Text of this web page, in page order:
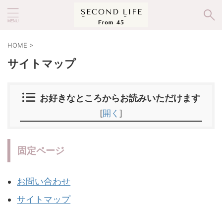
HOME >
サイトマップ
お好きなところからお読みいただけます
[開く ]
固定ページ
お問い合わせ
サイトマップ